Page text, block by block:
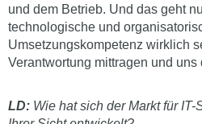
und dem Betrieb. Und das geht
technologische und
Umsetzungskompetenz wirklich
Verantwortung mittragen und
LD: Wie hat sich der Markt für